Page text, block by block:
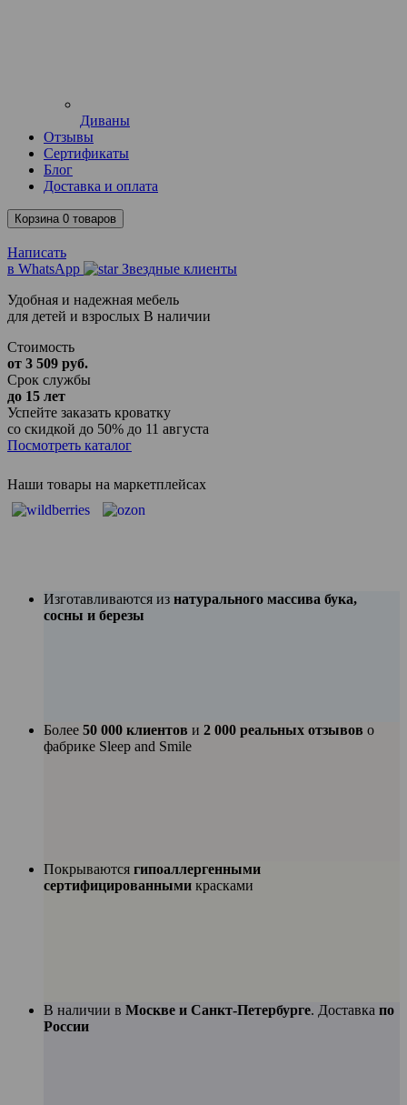
Диваны
Отзывы
Сертификаты
Блог
Доставка и оплата
Корзина 0 товаров
Написать
в WhatsApp
Звездные клиенты
Удобная и надежная мебель
для детей и взрослых В наличии
Стоимость
от 3 509 руб.
Срок службы
до 15 лет
Успейте заказать кроватку
со скидкой до 50% до 11 августа
Посмотреть каталог
Наши товары на маркетплейсах
Изготавливаются из натурального массива бука,
сосны и березы
Более 50 000 клиентов и 2 000 реальных отзывов о
фабрике Sleep and Smile
Покрываются гипоаллергенными
сертифицированными красками
В наличии в Москве и Санкт-Петербурге. Доставка по
России